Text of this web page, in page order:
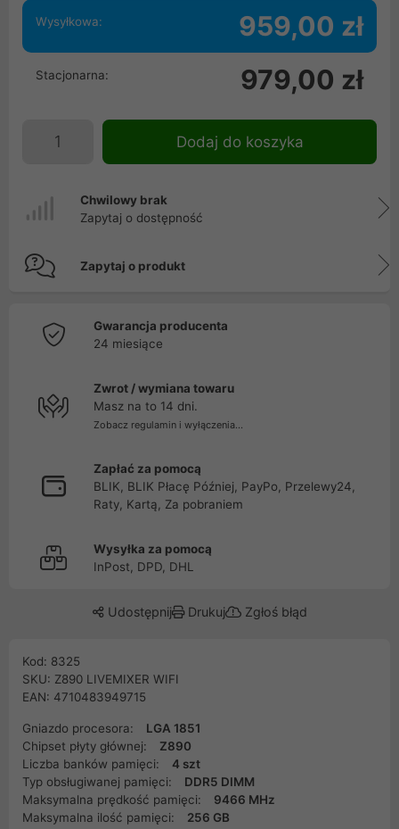
Wysyłkowa: 959,00 zł
Stacjonarna: 979,00 zł
Dodaj do koszyka
Chwilowy brak
Zapytaj o dostępność
Zapytaj o produkt
Gwarancja producenta
24 miesiące
Zwrot / wymiana towaru
Masz na to 14 dni.
Zobacz regulamin i wyłączenia...
Zapłać za pomocą
BLIK, BLIK Płacę Później, PayPo, Przelewy24,
Raty, Kartą, Za pobraniem
Wysyłka za pomocą
InPost, DPD, DHL
Udostępnij Drukuj Zgłoś błąd
Kod: 8325
SKU: Z890 LIVEMIXER WIFI
EAN: 4710483949715
Gniazdo procesora:
LGA 1851
Chipset płyty głównej:
Z890
Liczba banków pamięci:
4 szt
Typ obsługiwanej pamięci:
DDR5 DIMM
Maksymalna prędkość pamięci:
9466 MHz
Maksymalna ilość pamięci:
256 GB